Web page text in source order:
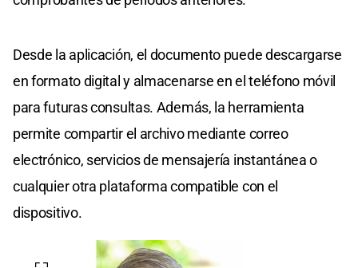
Desde la aplicación, el documento puede descargarse
en formato digital y almacenarse en el teléfono móvil
para futuras consultas. Además, la herramienta
permite compartir el archivo mediante correo
electrónico, servicios de mensajería instantánea o
cualquier otra plataforma compatible con el
dispositivo.